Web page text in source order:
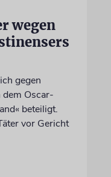
wegen
gegen
Oscar-
beteiligt.
vor Gericht